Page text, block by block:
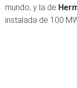
mundo; y la de
instalada de 100